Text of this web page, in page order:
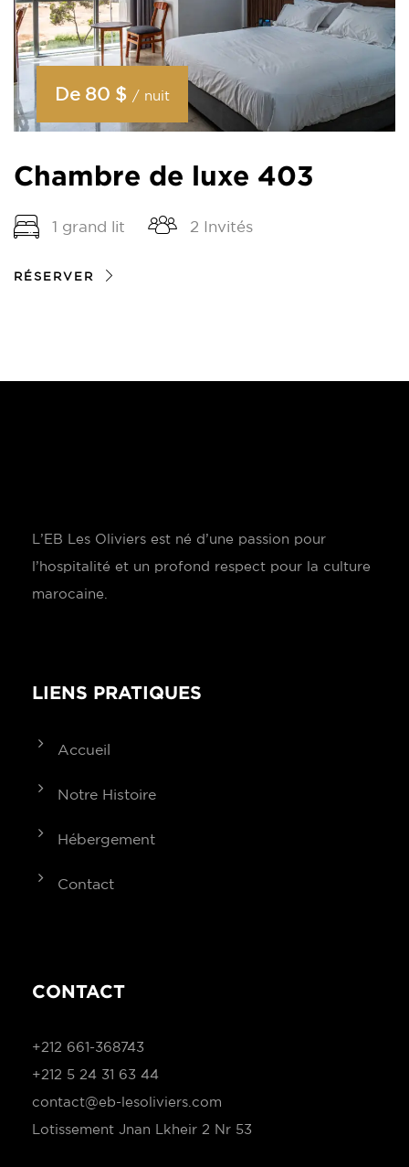
De 80 $ / nuit
Chambre de luxe 403
1 grand lit 2 Invités
RÉSERVER
L’EB Les Oliviers est né d’une passion pour
l’hospitalité et un profond respect pour la culture
marocaine.
LIENS PRATIQUES
Accueil
Notre Histoire
Hébergement
Contact
CONTACT
+212 661-368743
+212 5 24 31 63 44
contact@eb-lesoliviers.com
Lotissement Jnan Lkheir 2 Nr 53